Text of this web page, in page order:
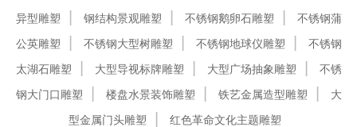
异型雕塑
钢结构景观雕塑 不锈钢鹅卵石雕塑
不锈钢蒲
公英雕塑
不锈钢大型树雕塑 不锈钢地球仪雕塑
不锈钢
太湖石雕塑
大型导视标牌雕塑 大型广场抽象雕塑
不锈
钢大门口雕塑
楼盘水景装饰雕塑 铁艺金属造型雕塑
大
型金属门头雕塑
红色革命文化主题雕塑